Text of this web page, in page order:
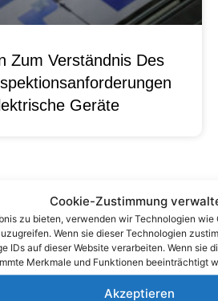
Cookie-Zustimmung
zu bieten, verwenden wir Technologien
Wenn sie dieser Technologien
IDs auf dieser Website verarbeiten. Wenn sie
Merkmale und Funktionen beeinträchtigt
Akzeptieren
Zum Verständnis Des
Geräte